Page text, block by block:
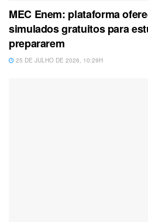
MEC Enem: plataforma
simulados gratuitos para
prepararem
25 DE JULHO DE 2026, 10:29H